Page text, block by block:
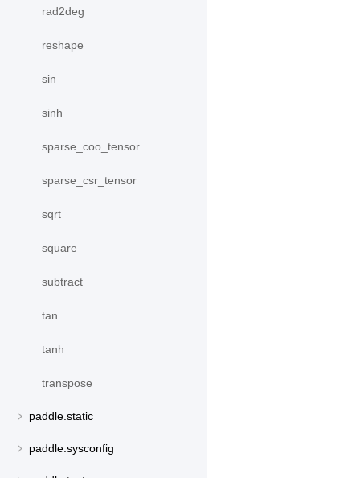
rad2deg
reshape
sin
sinh
sparse_coo_tensor
sparse_csr_tensor
sqrt
square
subtract
tan
tanh
transpose
paddle.static
paddle.sysconfig